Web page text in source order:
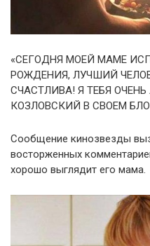
«СЕГОДНЯ МОЕЙ МАМЕ
РОЖДЕНИЯ, ЛУЧШИЙ
СЧАСТЛИВА! Я ТЕБЯ
КОЗЛОВСКИЙ В СВОЕМ
Сообщение кинозвезды
восторженных
хорошо выглядит его мама.